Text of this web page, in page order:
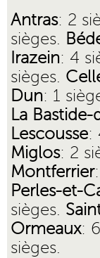
Antras: 2
sièges.
Irazein: 4
sièges.
Dun: 1
La
Lescousse:
Miglos: 2
Montferrier
Perles-et-
sièges.
Ormeaux:
sièges.